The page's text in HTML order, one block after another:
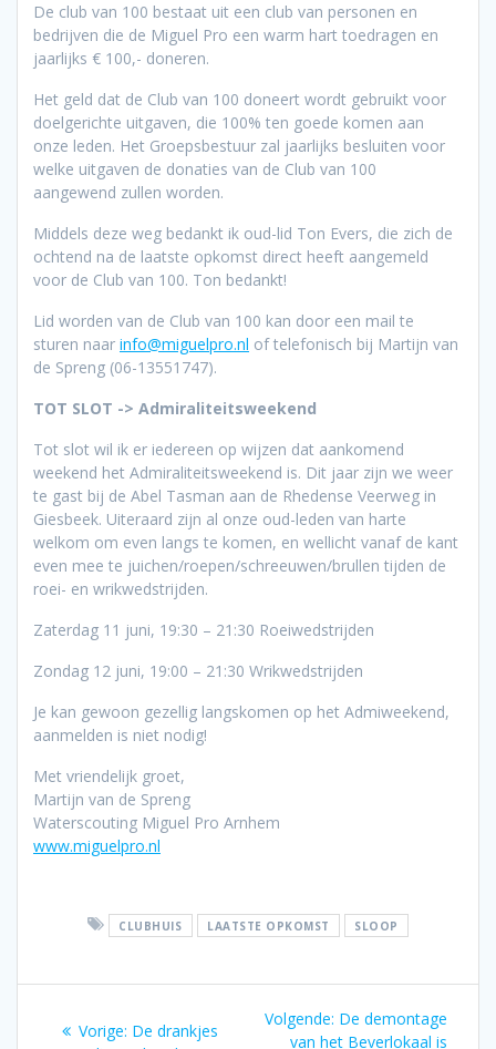
De club van 100 bestaat uit een club van personen en
bedrijven die de Miguel Pro een warm hart toedragen en
jaarlijks € 100,- doneren.
Het geld dat de Club van 100 doneert wordt gebruikt voor
doelgerichte uitgaven, die 100% ten goede komen aan
onze leden. Het Groepsbestuur zal jaarlijks besluiten voor
welke uitgaven de donaties van de Club van 100
aangewend zullen worden.
Middels deze weg bedankt ik oud-lid Ton Evers, die zich de
ochtend na de laatste opkomst direct heeft aangemeld
voor de Club van 100. Ton bedankt!
Lid worden van de Club van 100 kan door een mail te
sturen naar info@miguelpro.nl of telefonisch bij Martijn van
de Spreng (06-13551747).
TOT SLOT -> Admiraliteitsweekend
Tot slot wil ik er iedereen op wijzen dat aankomend
weekend het Admiraliteitsweekend is. Dit jaar zijn we weer
te gast bij de Abel Tasman aan de Rhedense Veerweg in
Giesbeek. Uiteraard zijn al onze oud-leden van harte
welkom om even langs te komen, en wellicht vanaf de kant
even mee te juichen/roepen/schreeuwen/brullen tijden de
roei- en wrikwedstrijden.
Zaterdag 11 juni, 19:30 – 21:30 Roeiwedstrijden
Zondag 12 juni, 19:00 – 21:30 Wrikwedstrijden
Je kan gewoon gezellig langskomen op het Admiweekend,
aanmelden is niet nodig!
Met vriendelijk groet,
Martijn van de Spreng
Waterscouting Miguel Pro Arnhem
www.miguelpro.nl
CLUBHUIS LAATSTE OPKOMST SLOOP
Vorige: Vorig
De drankjes
Volgende: Volgend
bericht:
De demontage
van het Beverlokaal is